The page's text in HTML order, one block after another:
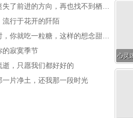
心灵迷失了前进的方向，再也找不到栖息的彼岸
流行于花开的阡陌
想我时，你就吃一粒糖，这样的想念甜甜的
的寂寞季节
逝，只愿我们都好好的
一片净土，还我那一段时光
心灵